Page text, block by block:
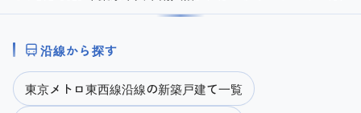
沿線から探す
東京メトロ東西線沿線の新築戸建て一覧